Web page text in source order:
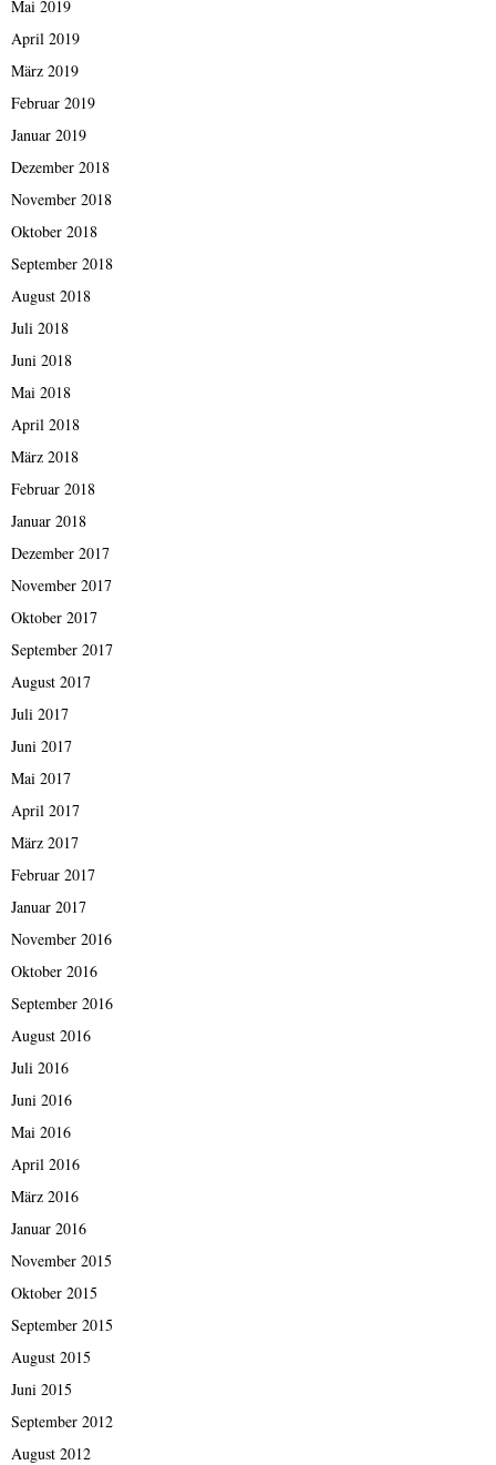
Mai 2019
April 2019
März 2019
Februar 2019
Januar 2019
Dezember 2018
November 2018
Oktober 2018
September 2018
August 2018
Juli 2018
Juni 2018
Mai 2018
April 2018
März 2018
Februar 2018
Januar 2018
Dezember 2017
November 2017
Oktober 2017
September 2017
August 2017
Juli 2017
Juni 2017
Mai 2017
April 2017
März 2017
Februar 2017
Januar 2017
November 2016
Oktober 2016
September 2016
August 2016
Juli 2016
Juni 2016
Mai 2016
April 2016
März 2016
Januar 2016
November 2015
Oktober 2015
September 2015
August 2015
Juni 2015
September 2012
August 2012